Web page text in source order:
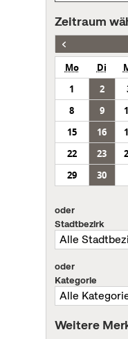
Zeitraum
Mo Di
1
2
8
9
15
16
22
23
29
30
oder
Stadtbezirk
oder
Kategorie
Weitere